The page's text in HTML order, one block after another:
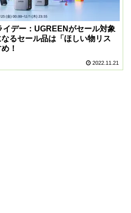
デー：UGREENがセール対象
るセール品は「ほしい物リス
！
2022.11.21